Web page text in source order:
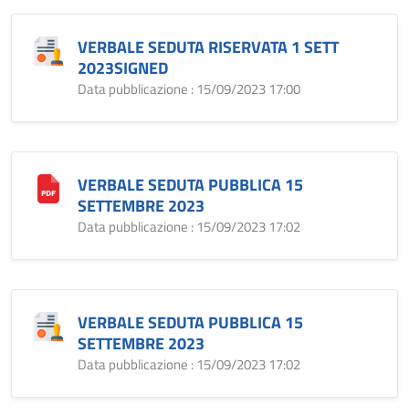
VERBALE SEDUTA RISERVATA 1 SETT
2023SIGNED
Data pubblicazione : 15/09/2023 17:00
VERBALE SEDUTA PUBBLICA 15
SETTEMBRE 2023
Data pubblicazione : 15/09/2023 17:02
VERBALE SEDUTA PUBBLICA 15
SETTEMBRE 2023
Data pubblicazione : 15/09/2023 17:02